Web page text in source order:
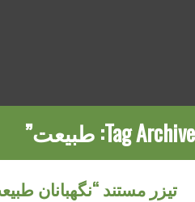
Tag Archive: طبیعت”
تیزر مستند “نگهبانان